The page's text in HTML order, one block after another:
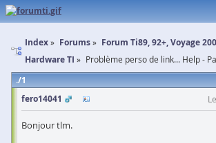
Index Forums
Forum Ti89, 92+, Voyage
Hardware TI
Problème perso de link... Help -
1
fero14041
Bonjour tlm.